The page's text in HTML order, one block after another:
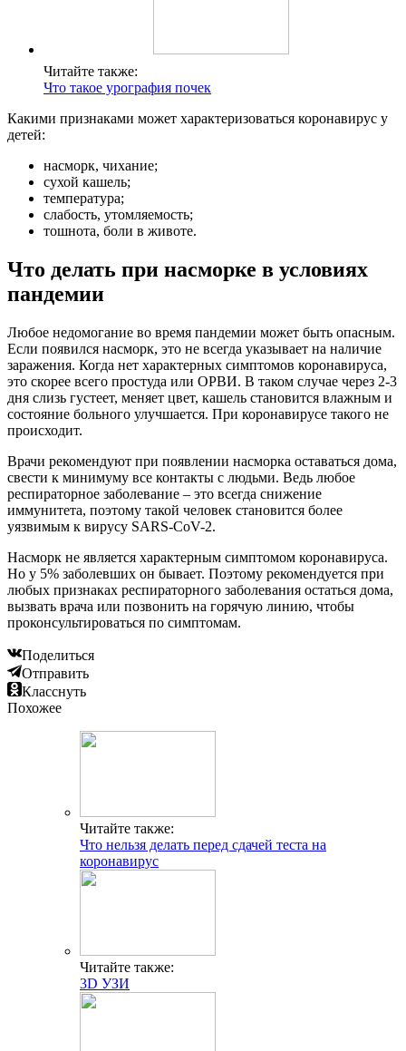
Читайте также:
Что такое урография почек
Какими признаками может характеризоваться коронавирус у
детей:
насморк, чихание;
сухой кашель;
температура;
слабость, утомляемость;
тошнота, боли в животе.
Что делать при насморке в условиях
пандемии
Любое недомогание во время пандемии может быть опасным.
Если появился насморк, это не всегда указывает на наличие
заражения. Когда нет характерных симптомов коронавируса,
это скорее всего простуда или ОРВИ. В таком случае через 2-3
дня слизь густеет, меняет цвет, кашель становится влажным и
состояние больного улучшается. При коронавирусе такого не
происходит.
Врачи рекомендуют при появлении насморка оставаться дома,
свести к минимуму все контакты с людьми. Ведь любое
респираторное заболевание – это всегда снижение
иммунитета, поэтому такой человек становится более
уязвимым к вирусу SARS-CoV-2.
Насморк не является характерным симптомом коронавируса.
Но у 5% заболевших он бывает. Поэтому рекомендуется при
любых признаках респираторного заболевания остаться дома,
вызвать врача или позвонить на горячую линию, чтобы
проконсультироваться по симптомам.
Поделиться
Отправить
Класснуть
Похожее
Читайте также:
Что нельзя делать перед сдачей теста на
коронавирус
Читайте также:
3D УЗИ